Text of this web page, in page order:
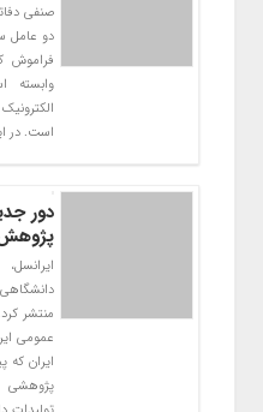
صنفی
دو عامل
فراموش
وابسته
است. در
دور
منتشر
عمومی
پژوهشی